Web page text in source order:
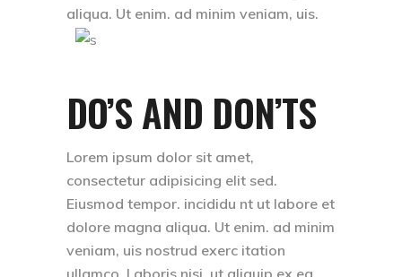
aliqua. Ut enim. ad minim veniam, uis.
DO’S AND DON’TS
Lorem ipsum dolor sit amet,
consectetur adipisicing elit sed.
Eiusmod tempor. incididu nt ut labore et
dolore magna aliqua. Ut enim. ad minim
veniam, uis nostrud exerc itation
ullamco. Laboris nisi. ut aliquip ex ea